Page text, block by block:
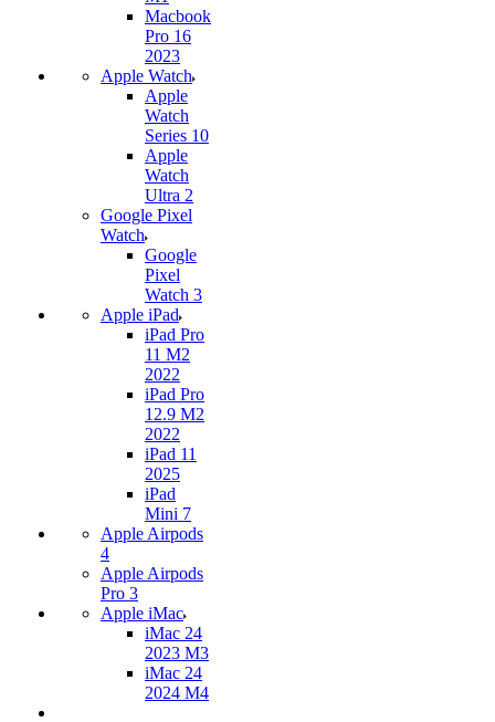
Macbook
Pro 16
2023
Apple Watch
Apple
Watch
Series 10
Apple
Watch
Ultra 2
Google Pixel
Watch
Google
Pixel
Watch 3
Apple iPad
iPad Pro
11 M2
2022
iPad Pro
12.9 M2
2022
iPad 11
2025
iPad
Mini 7
Apple Airpods
4
Apple Airpods
Pro 3
Apple iMac
iMac 24
2023 M3
iMac 24
2024 M4